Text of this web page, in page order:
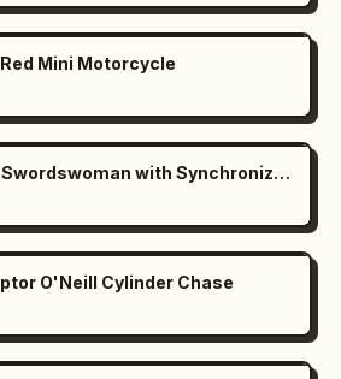
Mini Motorcycle
Cinematic Wuxia Swordswoman with Synchronized Echoes
O'Neill Cylinder Chase